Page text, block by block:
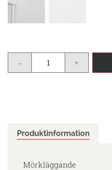
- +
Produktinformation
Mörkläggande